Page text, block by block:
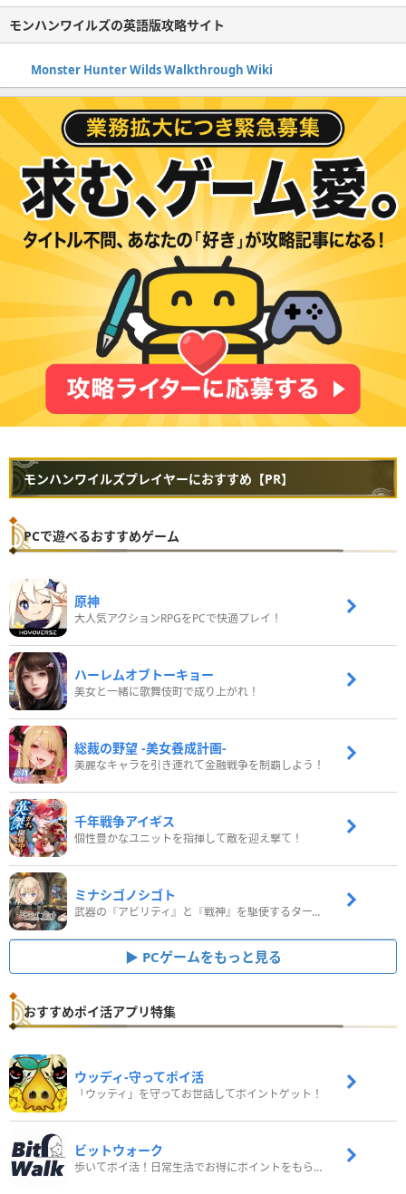
モンハンワイルズの英語版攻略サイト
Monster Hunter Wilds Walkthrough Wiki
モンハンワイルズプレイヤーにおすすめ【PR】
PCで遊べるおすすめゲーム
原神
大人気アクションRPGをPCで快適プレイ！
ハーレムオブトーキョー
美女と一緒に歌舞伎町で成り上がれ！
総裁の野望 -美女養成計画-
美麗なキャラを引き連れて金融戦争を制覇しよう！
千年戦争アイギス
個性豊かなユニットを指揮して敵を迎え撃て！
ミナシゴノシゴト
武器の『アビリティ』と『戦神』を駆使するターン制コマンドバトルRPG！
PCゲームをもっと見る
おすすめポイ活アプリ特集
ウッディ‐守ってポイ活
「ウッディ」を守ってお世話してポイントゲット！
ビットウォーク
歩いてポイ活！日常生活でお得にポイントをもらおう